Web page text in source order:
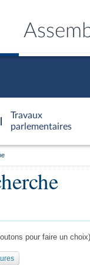
Travaux
parlementaires
pour faire un choix)